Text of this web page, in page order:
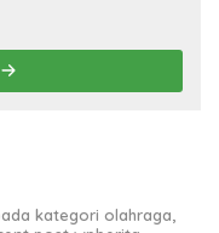
kategori olahraga,